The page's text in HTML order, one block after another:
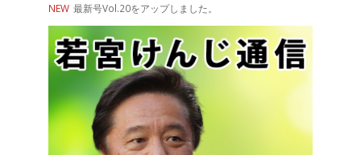
NEW 最新号Vol.20をアップしました。